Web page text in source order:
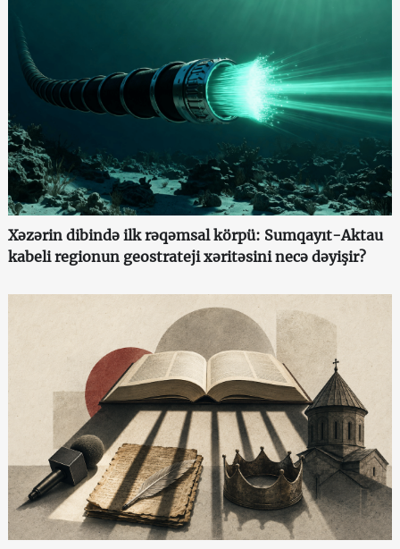
Xəzərin dibində ilk rəqəmsal körpü: Sumqayıt-Aktau
kabeli regionun geostrateji xəritəsini necə dəyişir?